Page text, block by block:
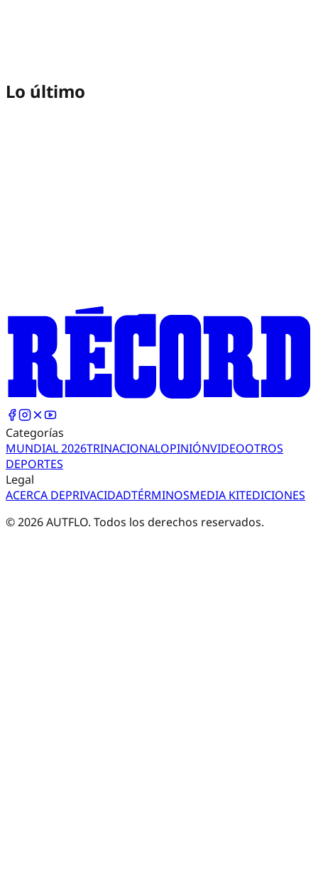
Lo último
Categorías
MUNDIAL 2026TRINACIONALOPINIÓNVIDEOOTROS
DEPORTES
Legal
ACERCA DEPRIVACIDADTÉRMINOSMEDIA KITEDICIONES
©2026AUTFLO. Todos los derechos reservados.